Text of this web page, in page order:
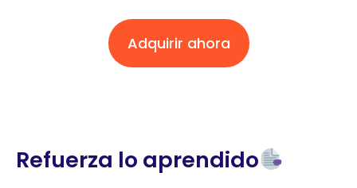
Adquirir ahora
Refuerza lo aprendido